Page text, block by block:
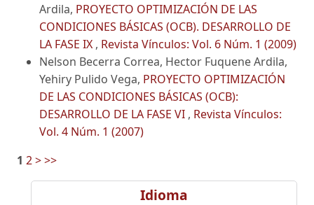
Ardila, PROYECTO OPTIMIZACIÓN DE LAS
CONDICIONES BÁSICAS (OCB). DESARROLLO DE
LA FASE IX , Revista Vínculos: Vol. 6 Núm. 1 (2009)
Nelson Becerra Correa, Hector Fuquene Ardila,
Yehiry Pulido Vega, PROYECTO OPTIMIZACIÓN
DE LAS CONDICIONES BÁSICAS (OCB):
DESARROLLO DE LA FASE VI , Revista Vínculos:
Vol. 4 Núm. 1 (2007)
1 2>>>
Idioma